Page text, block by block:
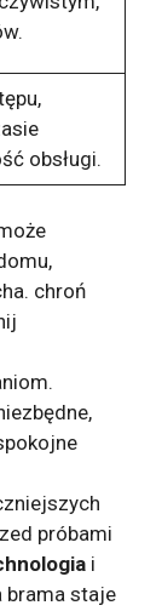
obsługi.
próbami
i
brama staje